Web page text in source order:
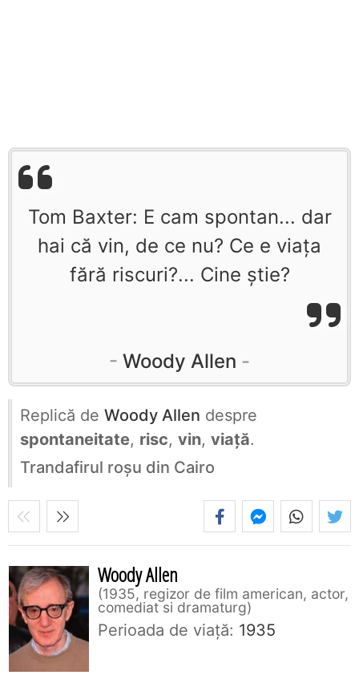
Tom Baxter: E cam spontan... dar
hai că vin, de ce nu? Ce e viaţa
fără riscuri?... Cine ştie?
Woody Allen
Replică de Woody Allen despre
spontaneitate, risc, vin, viață.
Trandafirul roşu din Cairo
Woody Allen
1935, regizor de film american, actor,
comediat si dramaturg
Perioada de viaţă: 1935